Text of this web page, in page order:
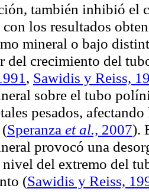
también inhibió el
los resultados
mineral o bajo
del crecimiento del
, Sawidis y Reiss,
sobre el tubo
pesados,
(Speranza et al., 2007).
provocó una
nivel del extremo del
(Sawidis y Reiss,